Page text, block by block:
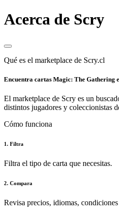
Acerca de Scry
Qué es el marketplace de Scry.cl
Encuentra cartas Magic: The Gathering
El marketplace de Scry es un
distintos jugadores y coleccionistas
Cómo funciona
1. Filtra
Filtra el tipo de carta que necesitas.
2. Compara
Revisa precios, idiomas,